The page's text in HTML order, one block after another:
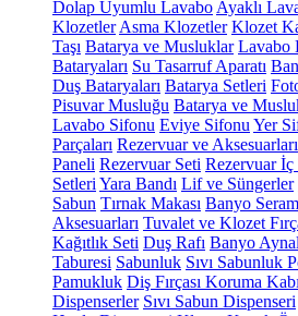
Dolap Uyumlu Lavabo Ayaklı
Klozetler Asma Klozetler Klozet
Taşı Batarya ve Musluklar Lavabo
Bataryaları Su Tasarruf Aparatı
Duş Bataryaları Batarya Setleri
Pisuvar Musluğu Batarya ve
Lavabo Sifonu Eviye Sifonu Yer
Parçaları Rezervuar ve Aksesuarları
Paneli Rezervuar Seti Rezervuar İç
Setleri Yara Bandı Lif ve Süngerler
Sabun Tırnak Makası Banyo
Aksesuarları Tuvalet ve Klozet
Kağıtlık Seti Duş Rafı Banyo
Taburesi Sabunluk Sıvı Sabunluk
Pamukluk Diş Fırçası Koruma Kabı
Dispenserler Sıvı Sabun Dispenseri